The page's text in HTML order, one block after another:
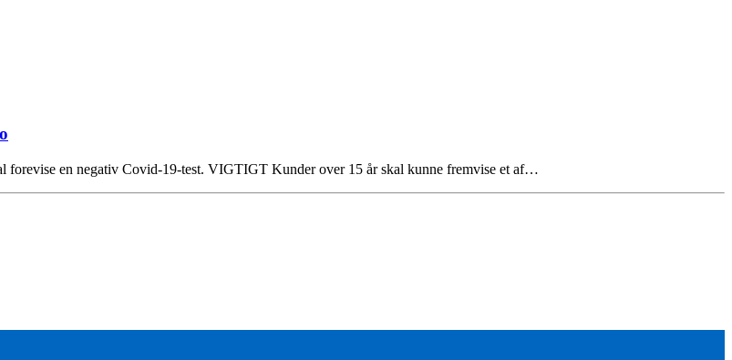
en negativ Covid-19-test. VIGTIGT Kunder over 15 år skal kunne fremvise et af…